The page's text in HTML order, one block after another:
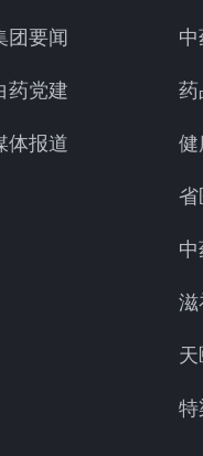
团要闻
药党建
体报道
药
健
省
滋
特